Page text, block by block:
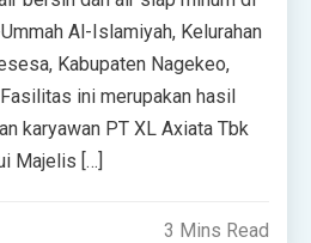
Al-Islamiyah, Kelurahan
Kabupaten Nagekeo,
ini merupakan hasil
karyawan PT XL Axiata Tbk
Majelis […]
3 Mins Read